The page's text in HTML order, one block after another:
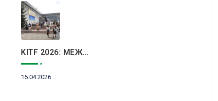
KITF 2026: МЕЖДУНАРОДНЫЙ ТУРИСТИЧЕСКИЙ РЫНОК ВСТРЕТИТСЯ В АЛМАТЫ
16.04.2026